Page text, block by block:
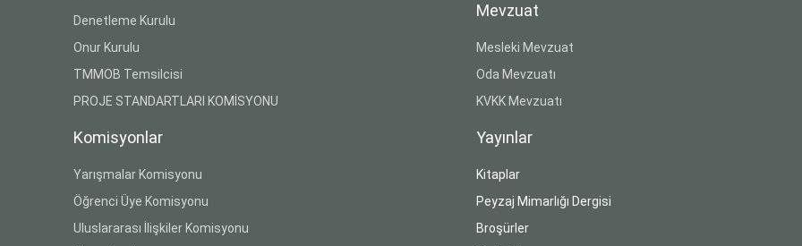
Denetleme Kurulu
Onur Kurulu
TMMOB Temsilcisi
PROJE STANDARTLARI KOMİSYONU
Komisyonlar
Yarışmalar Komisyonu
Öğrenci Üye Komisyonu
Uluslararası İlişkiler Komisyonu
Mevzuat
Mesleki Mevzuat
Oda Mevzuatı
KVKK Mevzuatı
Yayınlar
Kitaplar
Peyzaj Mimarlığı Dergisi
Broşürler